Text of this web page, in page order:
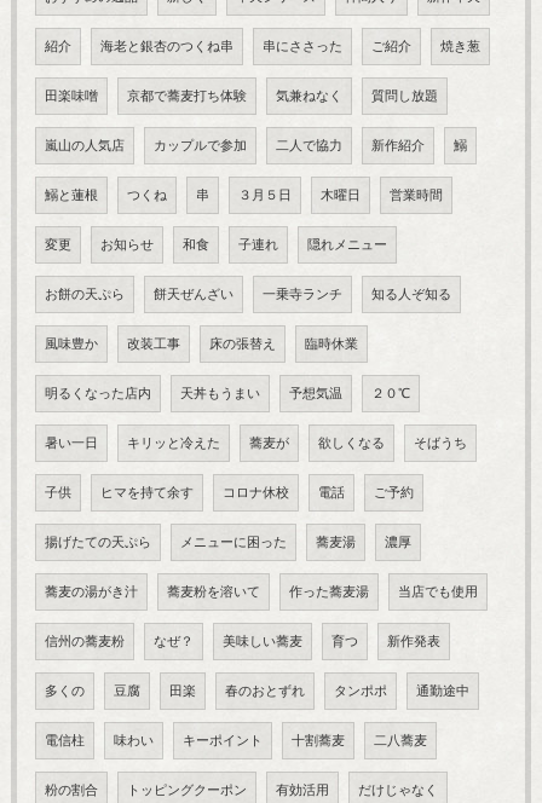
紹介 海老と銀杏のつくね串 串にささった ご紹介 焼き葱
田楽味噌 京都で蕎麦打ち体験 気兼ねなく 質問し放題
嵐山の人気店 カップルで参加 二人で協力 新作紹介 鰯
鰯と蓮根 つくね 串 ３月５日 木曜日 営業時間
変更 お知らせ 和食 子連れ 隠れメニュー
お餅の天ぷら 餅天ぜんざい 一乗寺ランチ 知る人ぞ知る
風味豊か 改装工事 床の張替え 臨時休業
明るくなった店内 天丼もうまい 予想気温 ２０℃
暑い一日 キリッと冷えた 蕎麦が 欲しくなる そばうち
子供 ヒマを持て余す コロナ休校 電話 ご予約
揚げたての天ぷら メニューに困った 蕎麦湯 濃厚
蕎麦の湯がき汁 蕎麦粉を溶いて 作った蕎麦湯 当店でも使用
信州の蕎麦粉 なぜ？ 美味しい蕎麦 育つ 新作発表
多くの 豆腐 田楽 春のおとずれ タンポポ 通勤途中
電信柱 味わい キーポイント 十割蕎麦 二八蕎麦
粉の割合 トッピングクーポン 有効活用 だけじゃなく